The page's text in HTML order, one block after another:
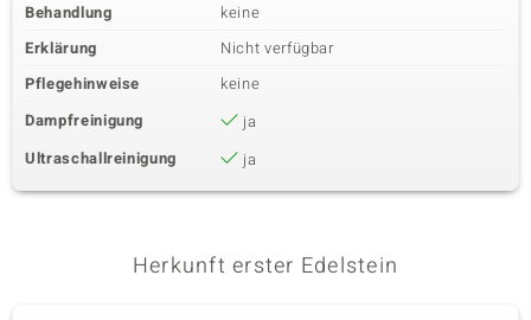
Behandlung
keine
Erklärung
Nicht verfügbar
Pflegehinweise
keine
Dampfreinigung
ja
Ultraschallreinigung
ja
Herkunft erster Edelstein